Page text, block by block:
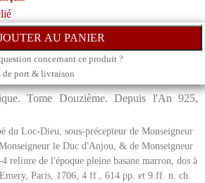
concernant ce produit ?
de port & livraison
Tome Douzième. Depuis l'An 925,
du Loc-Dieu, sous-précepteur de Monseigneur
le Duc d'Anjou, & de Monseigneur
reliure de l'époque pleine basane marron, dos à
Paris, 1706, 4 ff., 614 pp. et 9 ff. n. ch.